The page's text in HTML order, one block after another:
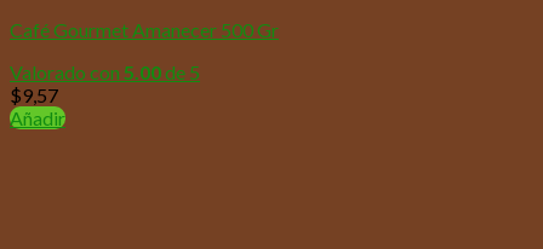
Café Gourmet Amanecer 500 Gr
Valorado con 5.00de 5
$9,57
Añadir